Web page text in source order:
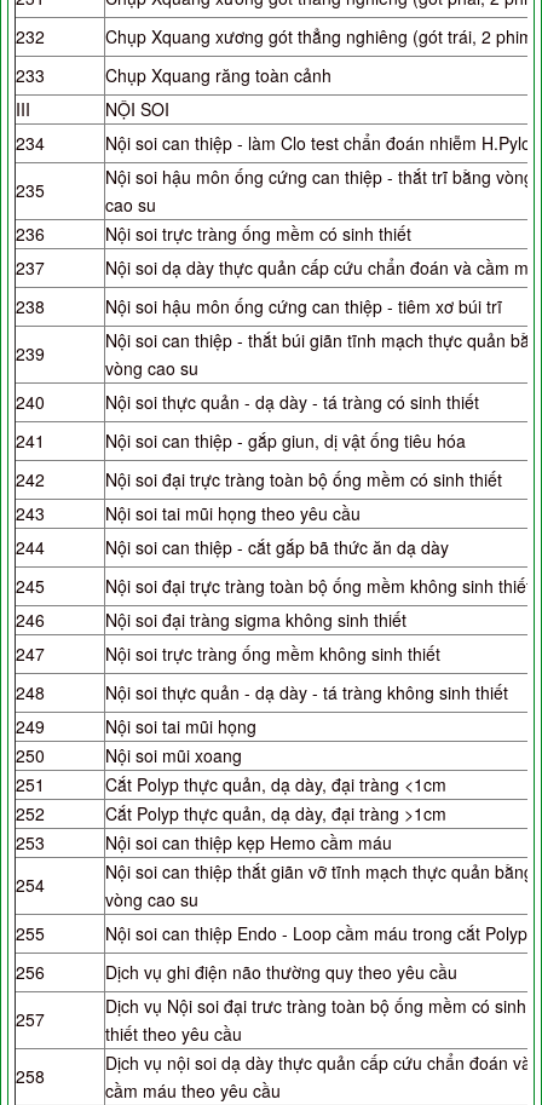
232
Chụp Xquang xương gót thẳng nghiêng (gót trái, 2 phim)
233
Chụp Xquang răng toàn cảnh
III
NỘI SOI
234
Nội soi can thiệp - làm Clo test chẩn đoán nhiễm H.Pylori
235
Nội soi hậu môn ống cứng can thiệp - thắt trĩ bằng vòng
cao su
236
Nội soi trực tràng ống mềm có sinh thiết
237
Nội soi dạ dày thực quản cấp cứu chẩn đoán và cầm
238
Nội soi hậu môn ống cứng can thiệp - tiêm xơ búi trĩ
239
Nội soi can thiệp - thắt búi giãn tĩnh mạch thực quản
vòng cao su
240
Nội soi thực quản - dạ dày - tá tràng có sinh thiết
241
Nội soi can thiệp - gắp giun, dị vật ống tiêu hóa
242
Nội soi đại trực tràng toàn bộ ống mềm có sinh thiết
243
Nội soi tai mũi họng theo yêu cầu
244
Nội soi can thiệp - cắt gắp bã thức ăn dạ dày
245
Nội soi đại trực tràng toàn bộ ống mềm không sinh thiết
246
Nội soi đại tràng sigma không sinh thiết
247
Nội soi trực tràng ống mềm không sinh thiết
248
Nội soi thực quản - dạ dày - tá tràng không sinh thiết
249
Nội soi tai mũi họng
250
Nội soi mũi xoang
251
Cắt Polyp thực quản, dạ dày, đại tràng <1cm
252
Cắt Polyp thực quản, dạ dày, đại tràng >1cm
253
Nội soi can thiệp kẹp Hemo cầm máu
254
Nội soi can thiệp thắt giãn vỡ tĩnh mạch thực quản bằng
vòng cao su
255
Nội soi can thiệp Endo - Loop cầm máu trong cắt Polyp
256
Dịch vụ ghi điện não thường quy theo yêu cầu
257
Dịch vụ Nội soi đại trưc tràng toàn bộ ống mềm có sinh
thiết theo yêu cầu
258
Dịch vụ nội soi dạ dày thực quản cấp cứu chẩn đoán và
cầm máu theo yêu cầu